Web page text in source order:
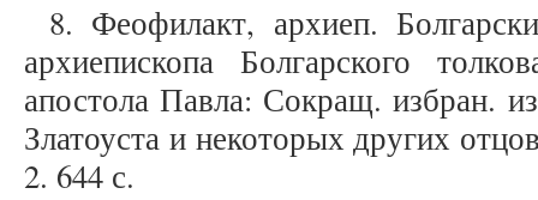
8. Феофилакт, архиеп.
архиепископа Болгарского
апостола Павла: Сокращ. избран.
Златоуста и некоторых других
2. 644 с.